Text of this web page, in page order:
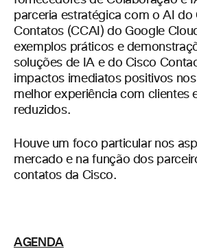
parceria estratégica com o AI do
Contatos (CCAI) do Google
exemplos práticos e
soluções de IA e do Cisco
impactos imediatos positivos
melhor experiência com clientes
reduzidos.
Houve um foco particular nos
mercado e na função dos
contatos da Cisco.
AGENDA